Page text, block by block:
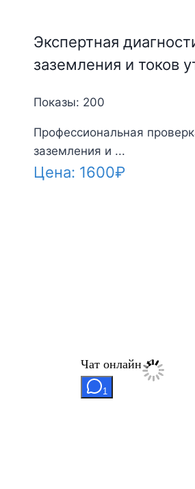
Экспертная
заземления и токов
Показы: 200
Профессиональная
заземления и ...
Цена: 1600₽